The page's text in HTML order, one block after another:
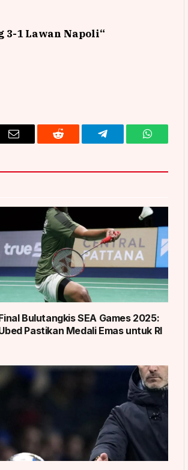
3-1 Lawan Napoli“
Email Reddit Telegram WhatsApp
Bulutangkis SEA Games 2025:
Pastikan Medali Emas untuk RI